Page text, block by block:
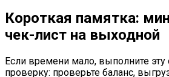
Короткая памятка:
чек-лист на выходной
Если времени мало, выполните
проверку: проверьте баланс,